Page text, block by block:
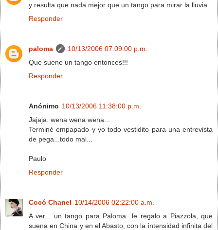
y resulta que nada mejor que un tango para mirar la lluvia.
Responder
paloma
10/13/2006 07:09:00 p.m.
Que suene un tango entonces!!!
Responder
Anónimo 10/13/2006 11:38:00 p.m.
Jajaja. wena wena wena...
Terminé empapado y yo todo vestidito para una entrevista
de pega...todo mal...
Paulo
Responder
Cocó Chanel 10/14/2006 02:22:00 a.m.
A ver... un tango para Paloma...le regalo a Piazzola, que
suena en China y en el Abasto, con la intensidad infinita del